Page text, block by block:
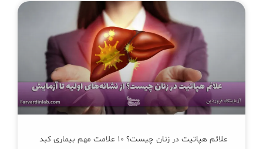
علائم هپاتیت در زنان چیست؟ ۱۰ علامت مهم بیماری کبد